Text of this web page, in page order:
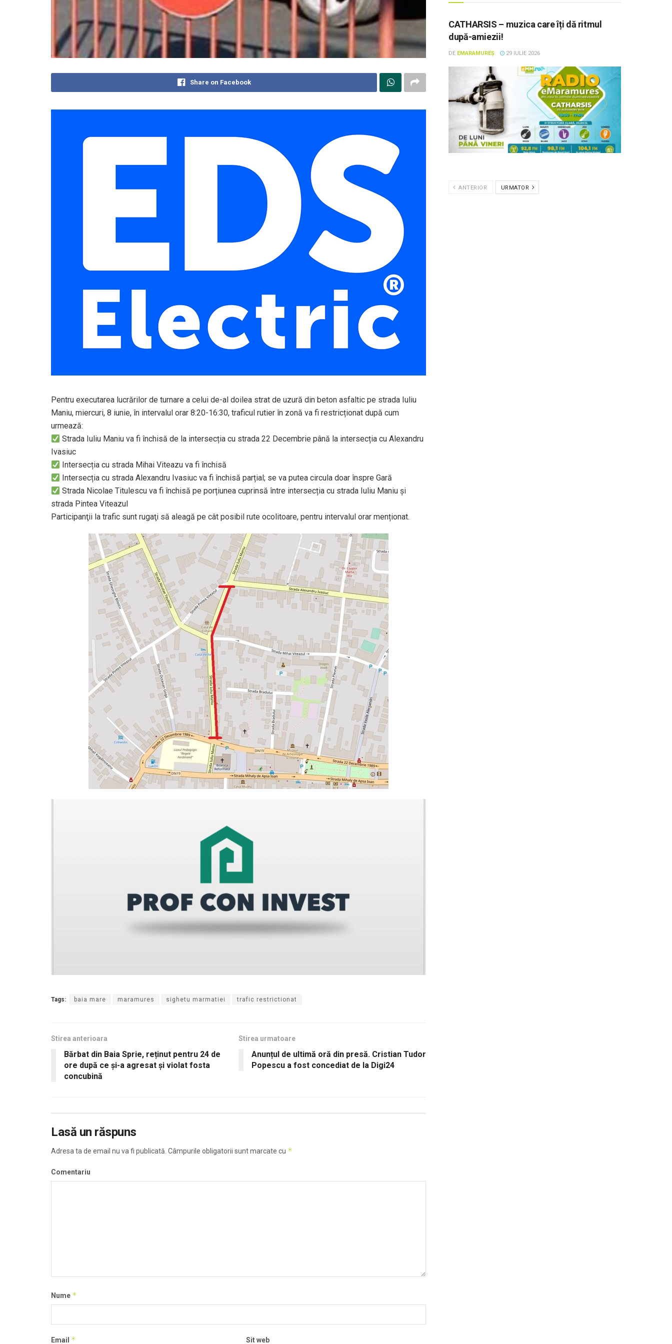
Share on Facebook
Pentru executarea lucrărilor de turnare a celui de-al doilea strat de uzură din beton asfaltic pe strada Iuliu
Maniu, miercuri, 8 iunie, în intervalul orar 8:20-16:30, traficul rutier în zonă va fi restricționat după cum
urmează:
Strada Iuliu Maniu va fi închisă de la intersecția cu strada 22 Decembrie până la intersecția cu Alexandru
Ivasiuc
Intersecția cu strada Mihai Viteazu va fi închisă
Intersecția cu strada Alexandru Ivasiuc va fi închisă parțial; se va putea circula doar înspre Gară
Strada Nicolae Titulescu va fi închisă pe porțiunea cuprinsă între intersecția cu strada Iuliu Maniu și
strada Pintea Viteazul
Participanţii la trafic sunt rugaţi să aleagă pe cât posibil rute ocolitoare, pentru intervalul orar menționat.
Tags: baia mare maramures sighetu marmatiei trafic restrictionat
Stirea anterioara
Bărbat din Baia Sprie, reținut pentru 24 de
ore după ce şi-a agresat şi violat fosta
concubină
Stirea urmatoare
Anunțul de ultimă oră din presă. Cristian Tudor
Popescu a fost concediat de la Digi24
Lasă un răspuns
Adresa ta de email nu va fi publicată. Câmpurile obligatorii sunt marcate cu *
Comentariu
Nume *
Email * Sit web
CATHARSIS – muzica care îți dă ritmul
după-amiezii!
DE EMARAMUREȘ 29 IULIE 2026
ANTERIOR URMATOR